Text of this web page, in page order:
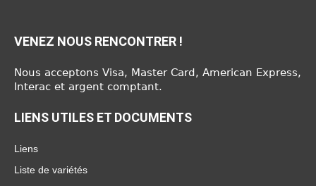
VENEZ NOUS RENCONTRER !
Nous acceptons Visa, Master Card, American Express,
Interac et argent comptant.
LIENS UTILES ET DOCUMENTS
Liens
Liste de variétés